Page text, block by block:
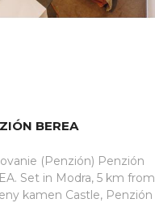
BEREA
(Penzión) Penzión
Set in Modra, 5 km from
kamen Castle, Penzión